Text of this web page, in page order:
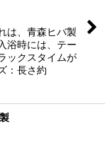
は、青森ヒバ製
浴時には、テー
ックスタイムが
：長さ約